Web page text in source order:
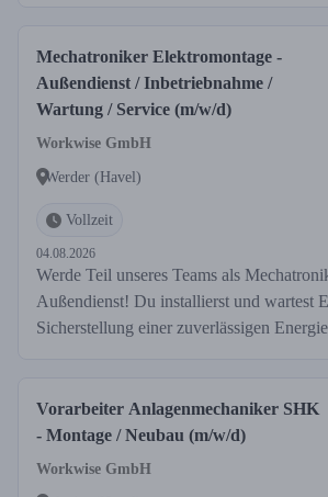
Mechatroniker Elektromontage -
Außendienst / Inbetriebnahme /
Wartung / Service (m/w/d)
Workwise GmbH
Werder (Havel)
Vollzeit
04.08.2026
Werde Teil unseres Teams als
Außendienst! Du installierst und wartest
Sicherstellung einer zuverlässigen
Vorarbeiter Anlagenmechaniker SHK
- Montage / Neubau (m/w/d)
Workwise GmbH